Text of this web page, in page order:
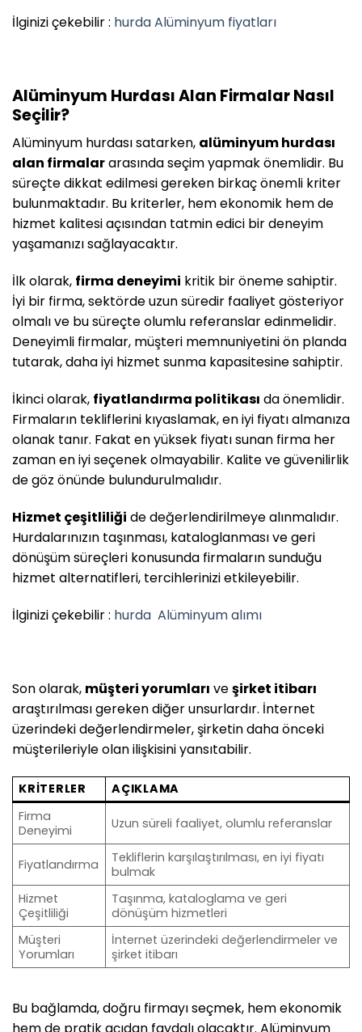
İlginizi çekebilir : hurda Alüminyum fiyatları
Alüminyum Hurdası Alan Firmalar Nasıl
Seçilir?
Alüminyum hurdası satarken, alüminyum hurdası
alan firmalararasında seçim yapmak önemlidir. Bu
süreçte dikkat edilmesi gereken birkaç önemli kriter
bulunmaktadır. Bu kriterler, hem ekonomik hem de
hizmet kalitesi açısından tatmin edici bir deneyim
yaşamanızı sağlayacaktır.
İlk olarak, firma deneyimi kritik bir öneme sahiptir.
İyi bir firma, sektörde uzun süredir faaliyet gösteriyor
olmalı ve bu süreçte olumlu referanslar edinmelidir.
Deneyimli firmalar, müşteri memnuniyetini ön planda
tutarak, daha iyi hizmet sunma kapasitesine sahiptir.
İkinci olarak, fiyatlandırma politikası da önemlidir.
Firmaların tekliflerini kıyaslamak, en iyi fiyatı almanıza
olanak tanır. Fakat en yüksek fiyatı sunan firma her
zaman en iyi seçenek olmayabilir. Kalite ve güvenilirlik
de göz önünde bulundurulmalıdır.
Hizmet çeşitliliği de değerlendirilmeye alınmalıdır.
Hurdalarınızın taşınması, kataloglanması ve geri
dönüşüm süreçleri konusunda firmaların sunduğu
hizmet alternatifleri, tercihlerinizi etkileyebilir.
İlginizi çekebilir : hurda Alüminyum alımı
Son olarak, müşteri yorumları veşirket itibarı
araştırılması gereken diğer unsurlardır. İnternet
üzerindeki değerlendirmeler, şirketin daha önceki
müşterileriyle olan ilişkisini yansıtabilir.
KRITERLER
AÇIKLAMA
Firma
Deneyimi
Uzun süreli faaliyet, olumlu referanslar
Fiyatlandırma
Tekliflerin karşılaştırılması, en iyi fiyatı
bulmak
Hizmet
Çeşitliliği
Taşınma, kataloglama ve geri
dönüşüm hizmetleri
Müşteri
Yorumları
İnternet üzerindeki değerlendirmeler ve
şirket itibarı
Bu bağlamda, doğru firmayı seçmek, hem ekonomik
hem de pratik açıdan faydalı olacaktır. Alüminyum